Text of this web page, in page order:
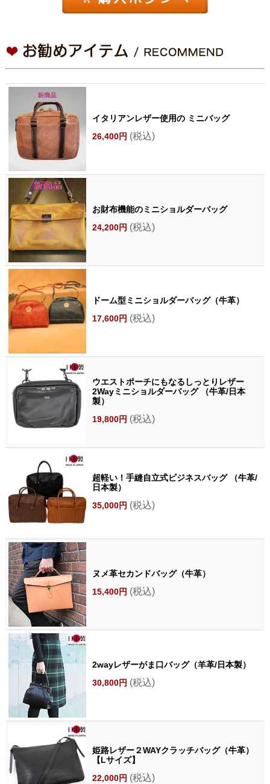
イタリアンレザー使用の ミニバッグ
26,400円 (税込)
お財布機能のミニショルダーバッグ
24,200円 (税込)
ドーム型ミニショルダーバッグ（牛革）
17,600円 (税込)
ウエストポーチにもなるしっとりレザー
2Wayミニショルダーバッグ （牛革/日本
製）
19,800円 (税込)
超軽い！手縫自立式ビジネスバッグ （牛革/
日本製）
35,000円 (税込)
ヌメ革セカンドバッグ（牛革）
15,400円 (税込)
2wayレザーがま口バッグ（羊革/日本製）
30,800円 (税込)
姫路レザー２WAYクラッチバッグ（牛革）
【Lサイズ】
22,000円 (税込)